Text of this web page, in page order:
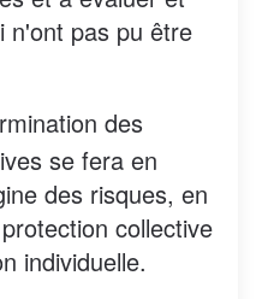
n'ont pas pu être
des
se fera en
des risques, en
collective
individuelle.